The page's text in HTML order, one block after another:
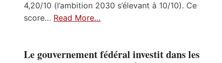
4,20/10 (l’ambition 2030 s’élevant à 10/10). Ce
score… Read More…
Le gouvernement fédéral investit dans les